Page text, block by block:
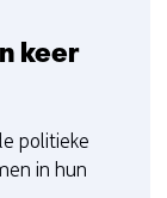
keer
politieke
in hun